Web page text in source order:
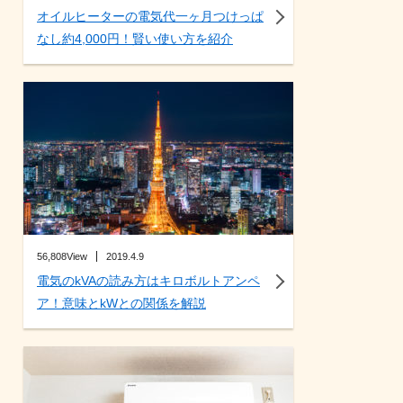
オイルヒーターの電気代一ヶ月つけっぱ
なし約4,000円！賢い使い方を紹介
56,808View 2019.4.9
電気のkVAの読み方はキロボルトアンペ
ア！意味とkWとの関係を解説